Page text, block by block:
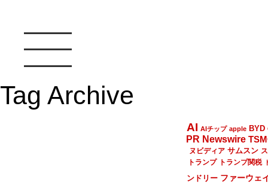
Tag Archive
AI AIチップ apple BYD
PR Newswire
ヌビディア サムスン
トランプ
トランプ関税
ンドリー ファーウェ